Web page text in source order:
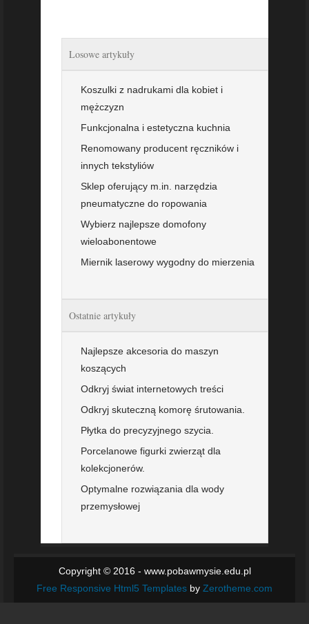
Losowe artykuły
Koszulki z nadrukami dla kobiet i
mężczyzn
Funkcjonalna i estetyczna kuchnia
Renomowany producent ręczników i
innych tekstyliów
Sklep oferujący m.in. narzędzia
pneumatyczne do ropowania
Wybierz najlepsze domofony
wieloabonentowe
Miernik laserowy wygodny do mierzenia
Ostatnie artykuły
Najlepsze akcesoria do maszyn
koszących
Odkryj świat internetowych treści
Odkryj skuteczną komorę śrutowania.
Płytka do precyzyjnego szycia.
Porcelanowe figurki zwierząt dla
kolekcjonerów.
Optymalne rozwiązania dla wody
przemysłowej
Copyright © 2016 - www.pobawmysie.edu.pl
Free Responsive Html5 Templates by Zerotheme.com